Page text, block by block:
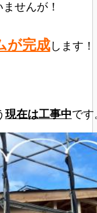
せんが！
が完成します！
現在は工事中です